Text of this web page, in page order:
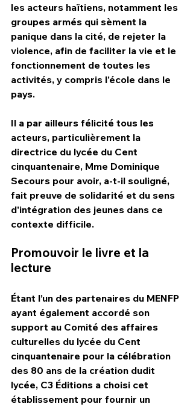
les acteurs haïtiens, notamment les
groupes armés qui sèment la
panique dans la cité, de rejeter la
violence, afin de faciliter la vie et le
fonctionnement de toutes les
activités, y compris l'école dans le
pays.
Il a par ailleurs félicité tous les
acteurs, particulièrement la
directrice du lycée du Cent
cinquantenaire, Mme Dominique
Secours pour avoir, a-t-il souligné,
fait preuve de solidarité et du sens
d'intégration des jeunes dans ce
contexte difficile.
Promouvoir le livre et la
lecture
Étant l’un des partenaires du MENFP
ayant également accordé son
support au Comité des affaires
culturelles du lycée du Cent
cinquantenaire pour la célébration
des 80 ans de la création dudit
lycée, C3 Éditions a choisi cet
établissement pour fournir un